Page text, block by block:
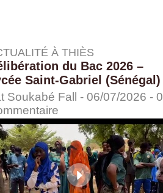
À THIÈS
du Bac 2026 –
Saint-Gabriel (Sénégal)
Soukabé Fall - 06/07/2026 - 0